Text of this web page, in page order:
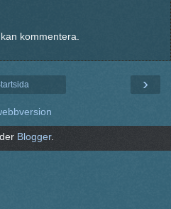
kommentera.
›
Blogger.